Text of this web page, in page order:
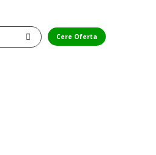
Cere Oferta